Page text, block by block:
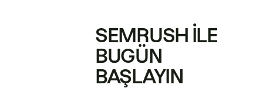
SEMRUSH ILE
BUGÜN
BAŞLAYIN